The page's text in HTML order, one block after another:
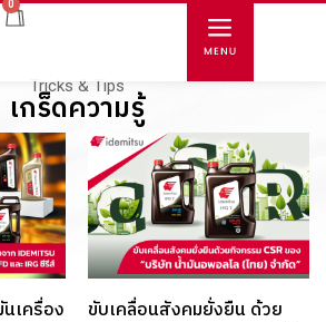
0
Tricks & Tips
เกร็ดความรู้
เครื่อง
ขับเคลื่อนสังคมยั่งยืน ด้วย